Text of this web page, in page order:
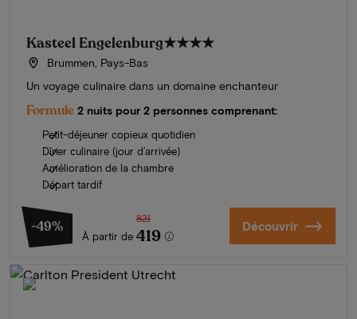
Kasteel Engelenburg★★★★
Brummen, Pays-Bas
Un voyage culinaire dans un domaine enchanteur
Formule 2 nuits pour 2 personnes comprenant:
Petit-déjeuner copieux quotidien
Dîner culinaire (jour d’arrivée)
Amélioration de la chambre
Départ tardif
-49%
À partir de
821
419 Découvrir